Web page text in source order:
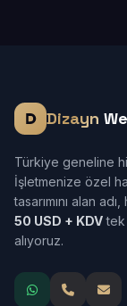
Dizayn
Türkiye geneline
İşletmenize özel
tasarımını alan
50 USD + KDVtek
alıyoruz.